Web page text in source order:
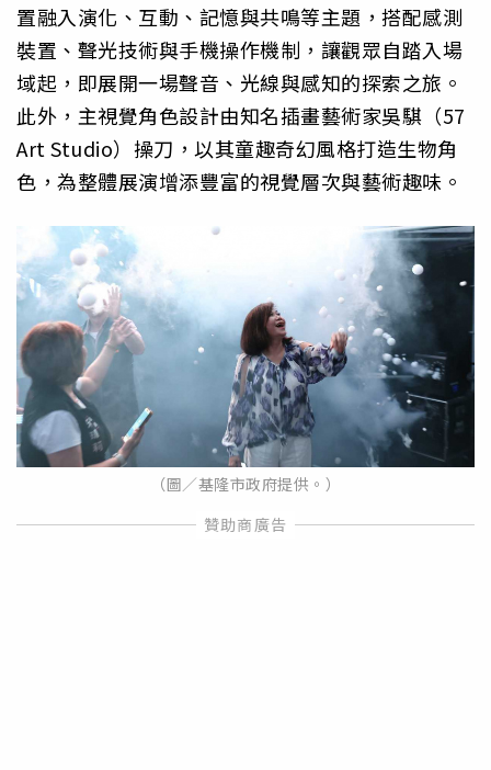
置融入演化、互動、記憶與共鳴等主題，搭配感測
裝置、聲光技術與手機操作機制，讓觀眾自踏入場
域起，即展開一場聲音、光線與感知的探索之旅。
此外，主視覺角色設計由知名插畫藝術家吳騏（57
Art Studio）操刀，以其童趣奇幻風格打造生物角
色，為整體展演增添豐富的視覺層次與藝術趣味。
（圖／基隆市政府提供。）